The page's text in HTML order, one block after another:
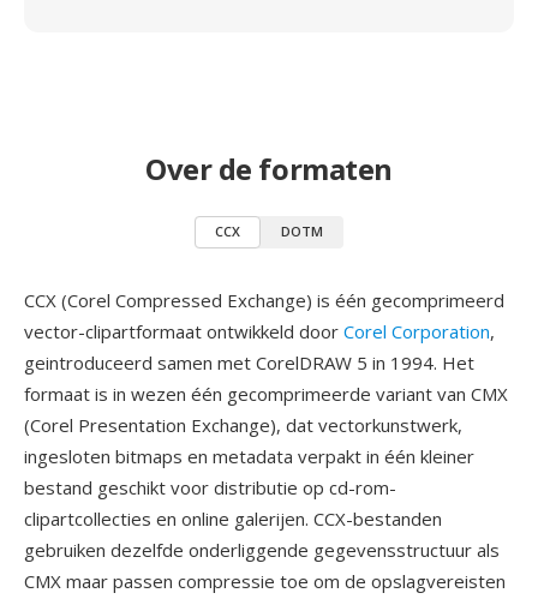
Over de formaten
CCX DOTM
CCX (Corel Compressed Exchange) is één gecomprimeerd
vector-clipartformaat ontwikkeld door Corel Corporation,
geintroduceerd samen met CorelDRAW 5 in 1994. Het
formaat is in wezen één gecomprimeerde variant van CMX
(Corel Presentation Exchange), dat vectorkunstwerk,
ingesloten bitmaps en metadata verpakt in één kleiner
bestand geschikt voor distributie op cd-rom-
clipartcollecties en online galerijen. CCX-bestanden
gebruiken dezelfde onderliggende gegevensstructuur als
CMX maar passen compressie toe om de opslagvereisten